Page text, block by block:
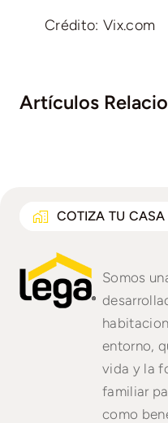
Crédito: Vix.com
Artículos
COTIZA TU
Somos
entorno,
vida y la
familiar
como